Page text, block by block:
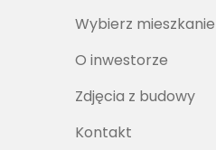
Wybierz mieszkanie
O inwestorze
Zdjęcia z budowy
Kontakt